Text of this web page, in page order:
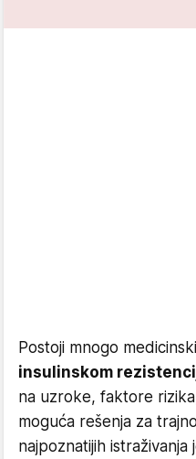
Postoji mnogo
insulinskom
na uzroke, faktore
moguća rešenja za
najpoznatijih